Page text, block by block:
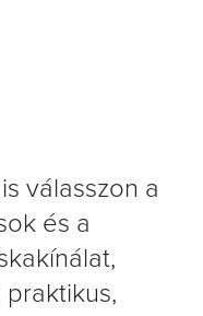
válasszon a
és a